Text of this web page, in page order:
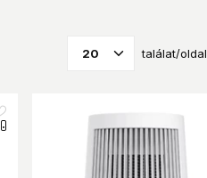
találat/oldal